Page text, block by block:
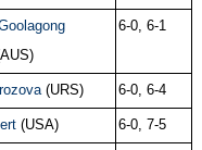
6-0, 6-1
(URS) 6-0, 6-4
(USA) 6-0, 7-5